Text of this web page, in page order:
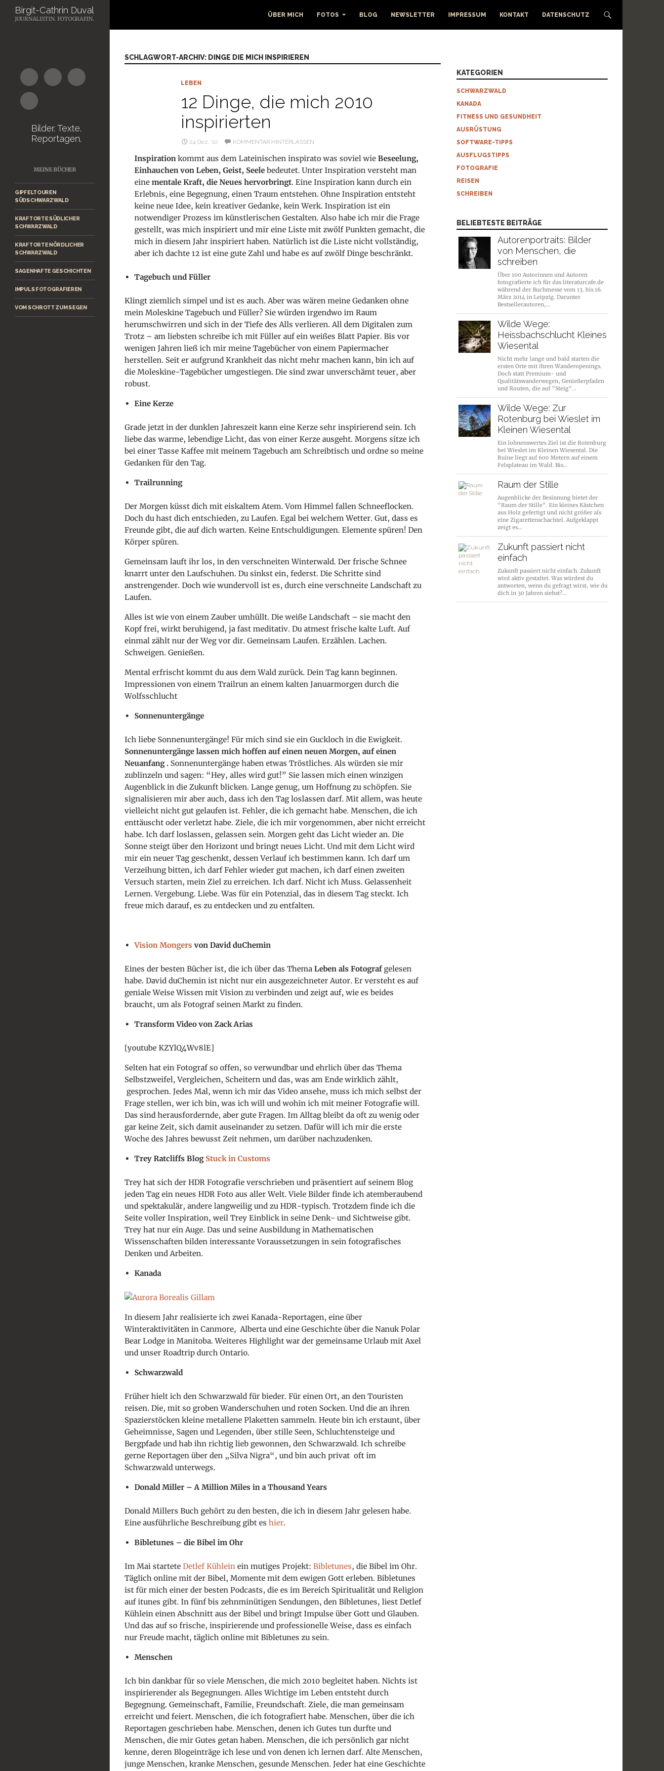
Suchen
ÜBER MICH FOTOS BLOG NEWSLETTER IMPRESSUM KONTAKT DATENSCHUTZ
SCHLAGWORT-ARCHIV: DINGE DIE MICH INSPIRIEREN
LEBEN
12 Dinge, die mich 2010
inspirierten
24 Dez. ’10 KOMMENTAR HINTERLASSEN
Inspiration kommt aus dem Lateinischen inspirato was soviel wie Beseelung,
Einhauchen von Leben, Geist, Seele bedeutet. Unter Inspiration versteht man
eine mentale Kraft, die Neues hervorbringt. Eine Inspiration kann durch ein
Erlebnis, eine Begegnung, einen Traum entstehen. Ohne Inspiration entsteht
keine neue Idee, kein kreativer Gedanke, kein Werk. Inspiration ist ein
notwendiger Prozess im künstlerischen Gestalten. Also habe ich mir die Frage
gestellt, was mich inspiriert und mir eine Liste mit zwölf Punkten gemacht, die
mich in diesem Jahr inspiriert haben. Natürlich ist die Liste nicht vollständig,
aber ich dachte 12 ist eine gute Zahl und habe es auf zwölf Dinge beschränkt.
Tagebuch und Füller
Klingt ziemlich simpel und ist es auch. Aber was wären meine Gedanken ohne
mein Moleskine Tagebuch und Füller? Sie würden irgendwo im Raum
herumschwirren und sich in der Tiefe des Alls verlieren. All dem Digitalen zum
Trotz – am liebsten schreibe ich mit Füller auf ein weißes Blatt Papier. Bis vor
wenigen Jahren ließ ich mir meine Tagebücher von einem Papiermacher
herstellen. Seit er aufgrund Krankheit das nicht mehr machen kann, bin ich auf
die Moleskine-Tagebücher umgestiegen. Die sind zwar unverschämt teuer, aber
robust.
Eine Kerze
Grade jetzt in der dunklen Jahreszeit kann eine Kerze sehr inspirierend sein. Ich
liebe das warme, lebendige Licht, das von einer Kerze ausgeht. Morgens sitze ich
bei einer Tasse Kaffee mit meinem Tagebuch am Schreibtisch und ordne so meine
Gedanken für den Tag.
Trailrunning
Der Morgen küsst dich mit eiskaltem Atem. Vom Himmel fallen Schneeflocken.
Doch du hast dich entschieden, zu Laufen. Egal bei welchem Wetter. Gut, dass es
Freunde gibt, die auf dich warten. Keine Entschuldigungen. Elemente spüren! Den
Körper spüren.
Gemeinsam lauft ihr los, in den verschneiten Winterwald. Der frische Schnee
knarrt unter den Laufschuhen. Du sinkst ein, federst. Die Schritte sind
anstrengender. Doch wie wundervoll ist es, durch eine verschneite Landschaft zu
Laufen.
Alles ist wie von einem Zauber umhüllt. Die weiße Landschaft – sie macht den
Kopf frei, wirkt beruhigend, ja fast meditativ. Du atmest frische kalte Luft. Auf
einmal zählt nur der Weg vor dir. Gemeinsam Laufen. Erzählen. Lachen.
Schweigen. Genießen.
Mental erfrischt kommt du aus dem Wald zurück. Dein Tag kann beginnen.
Impressionen von einem Trailrun an einem kalten Januarmorgen durch die
Wolfsschlucht
Sonnenuntergänge
Ich liebe Sonnenuntergänge! Für mich sind sie ein Guckloch in die Ewigkeit.
Sonnenuntergänge lassen mich hoffen auf einen neuen Morgen, auf einen
Neuanfang . Sonnenuntergänge haben etwas Tröstliches. Als würden sie mir
zublinzeln und sagen: “Hey, alles wird gut!” Sie lassen mich einen winzigen
Augenblick in die Zukunft blicken. Lange genug, um Hoffnung zu schöpfen. Sie
signalisieren mir aber auch, dass ich den Tag loslassen darf. Mit allem, was heute
vielleicht nicht gut gelaufen ist. Fehler, die ich gemacht habe. Menschen, die ich
enttäuscht oder verletzt habe. Ziele, die ich mir vorgenommen, aber nicht erreicht
habe. Ich darf loslassen, gelassen sein. Morgen geht das Licht wieder an. Die
Sonne steigt über den Horizont und bringt neues Licht. Und mit dem Licht wird
mir ein neuer Tag geschenkt, dessen Verlauf ich bestimmen kann. Ich darf um
Verzeihung bitten, ich darf Fehler wieder gut machen, ich darf einen zweiten
Versuch starten, mein Ziel zu erreichen. Ich darf. Nicht ich Muss. Gelassenheit
Lernen. Vergebung. Liebe. Was für ein Potenzial, das in diesem Tag steckt. Ich
freue mich darauf, es zu entdecken und zu entfalten.
Vision Mongers von David duChemin
Eines der besten Bücher ist, die ich über das Thema Leben als Fotograf gelesen
habe. David duChemin ist nicht nur ein ausgezeichneter Autor. Er versteht es auf
geniale Weise Wissen mit Vision zu verbinden und zeigt auf, wie es beides
braucht, um als Fotograf seinen Markt zu finden.
Transform Video von Zack Arias
[youtube KZYlQ4Wv8lE]
Selten hat ein Fotograf so offen, so verwundbar und ehrlich über das Thema
Selbstzweifel, Vergleichen, Scheitern und das, was am Ende wirklich zählt,
gesprochen. Jedes Mal, wenn ich mir das Video ansehe, muss ich mich selbst der
Frage stellen, wer ich bin, was ich will und wohin ich mit meiner Fotografie will.
Das sind herausfordernde, aber gute Fragen. Im Alltag bleibt da oft zu wenig oder
gar keine Zeit, sich damit auseinander zu setzen. Dafür will ich mir die erste
Woche des Jahres bewusst Zeit nehmen, um darüber nachzudenken.
Trey Ratcliffs Blog Stuck in Customs
Trey hat sich der HDR Fotografie verschrieben und präsentiert auf seinem Blog
jeden Tag ein neues HDR Foto aus aller Welt. Viele Bilder finde ich atemberaubend
und spektakulär, andere langweilig und zu HDR-typisch. Trotzdem finde ich die
Seite voller Inspiration, weil Trey Einblick in seine Denk- und Sichtweise gibt.
Trey hat nur ein Auge. Das und seine Ausbildung in Mathematischen
Wissenschaften bilden interessante Voraussetzungen in sein fotografisches
Denken und Arbeiten.
Kanada
In diesem Jahr realisierte ich zwei Kanada-Reportagen, eine über
Winteraktivitäten in Canmore, Alberta und eine Geschichte über die Nanuk Polar
Bear Lodge in Manitoba. Weiteres Highlight war der gemeinsame Urlaub mit Axel
und unser Roadtrip durch Ontario.
Schwarzwald
Früher hielt ich den Schwarzwald für bieder. Für einen Ort, an den Touristen
reisen. Die, mit so groben Wanderschuhen und roten Socken. Und die an ihren
Spazierstöcken kleine metallene Plaketten sammeln. Heute bin ich erstaunt, über
Geheimnisse, Sagen und Legenden, über stille Seen, Schluchtensteige und
Bergpfade und hab ihn richtig lieb gewonnen, den Schwarzwald. Ich schreibe
gerne Reportagen über den „Silva Nigra“, und bin auch privat oft im
Schwarzwald unterwegs.
Donald Miller – A Million Miles in a Thousand Years
Donald Millers Buch gehört zu den besten, die ich in diesem Jahr gelesen habe.
Eine ausführliche Beschreibung gibt es hier.
Bibletunes – die Bibel im Ohr
Im Mai startete Detlef Kühlein ein mutiges Projekt: Bibletunes, die Bibel im Ohr.
Täglich online mit der Bibel, Momente mit dem ewigen Gott erleben. Bibletunes
ist für mich einer der besten Podcasts, die es im Bereich Spiritualität und Religion
auf itunes gibt. In fünf bis zehnminütigen Sendungen, den Bibletunes, liest Detlef
Kühlein einen Abschnitt aus der Bibel und bringt Impulse über Gott und Glauben.
Und das auf so frische, inspirierende und professionelle Weise, dass es einfach
nur Freude macht, täglich online mit Bibletunes zu sein.
Menschen
Ich bin dankbar für so viele Menschen, die mich 2010 begleitet haben. Nichts ist
inspirierender als Begegnungen. Alles Wichtige im Leben entsteht durch
Begegnung. Gemeinschaft, Familie, Freundschaft. Ziele, die man gemeinsam
erreicht und feiert. Menschen, die ich fotografiert habe. Menschen, über die ich
Reportagen geschrieben habe. Menschen, denen ich Gutes tun durfte und
Menschen, die mir Gutes getan haben. Menschen, die ich persönlich gar nicht
kenne, deren Blogeinträge ich lese und von denen ich lernen darf. Alte Menschen,
junge Menschen, kranke Menschen, gesunde Menschen. Jeder hat eine Geschichte
KATEGORIEN
SCHWARZWALD
KANADA
FITNESS UND GESUNDHEIT
AUSRÜSTUNG
SOFTWARE-TIPPS
AUSFLUGSTIPPS
FOTOGRAFIE
REISEN
SCHREIBEN
BELIEBTESTE BEITRÄGE
Autorenportraits: Bilder
von Menschen, die
schreiben
Über 100 Autorinnen und Autoren
fotografierte ich für das literaturcafe.de
während der Buchmesse vom 13. bis 16.
März 2014 in Leipzig. Darunter
Bestsellerautoren,…
Wilde Wege:
Heissbachschlucht Kleines
Wiesental
Nicht mehr lange und bald starten die
ersten Orte mit ihren Wanderopenings.
Doch statt Premium- und
Qualitätswanderwegen, Genießerpfaden
und Routen, die auf "Steig"…
Wilde Wege: Zur
Rotenburg bei Wieslet im
Kleinen Wiesental
Ein lohnenswertes Ziel ist die Rotenburg
bei Wieslet im Kleinen Wiesental. Die
Ruine liegt auf 600 Metern auf einem
Felsplateau im Wald. Bis…
Raum der Stille
Augenblicke der Besinnung bietet der
"Raum der Stille". Ein kleines Kästchen
aus Holz gefertigt und nicht größer als
eine Zigarettenschachtel. Aufgeklappt
zeigt es…
Zukunft passiert nicht
einfach
Zukunft passiert nicht einfach. Zukunft
wird aktiv gestaltet. Was würdest du
antworten, wenn du gefragt wirst, wie du
dich in 30 Jahren siehst?…
Birgit-Cathrin Duval
JOURNALISTIN. FOTOGRAFIN.
Bilder. Texte.
Reportagen.
MEINE BÜCHER
GIPFELTOUREN
SÜDSCHWARZWALD
KRAFTORTE SÜDLICHER
SCHWARZWALD
KRAFTORTE NÖRDLICHER
SCHWARZWALD
SAGENHAFTE GESCHICHTEN
IMPULS FOTOGRAFIEREN
VOM SCHROTT ZUM SEGEN